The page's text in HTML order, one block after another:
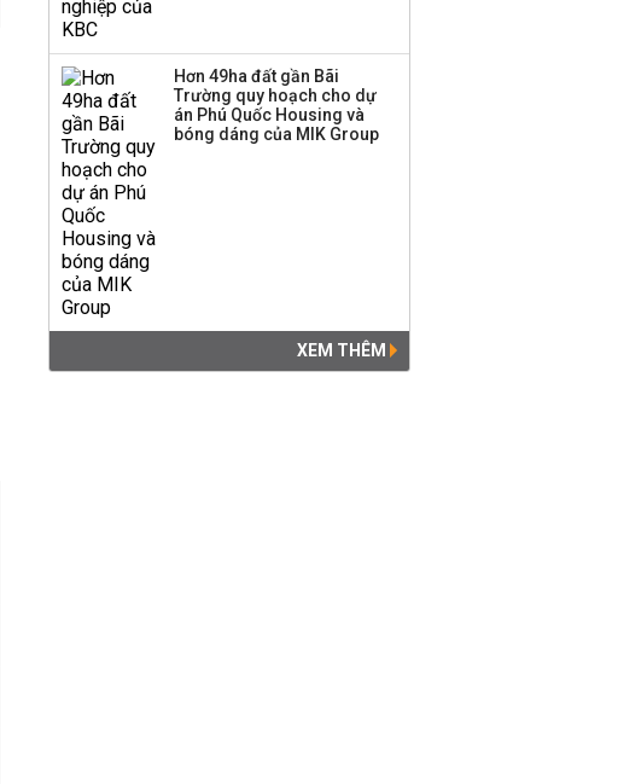
Hơn 49ha đất gần Bãi
Trường quy hoạch cho dự
án Phú Quốc Housing và
bóng dáng của MIK Group
XEM THÊM